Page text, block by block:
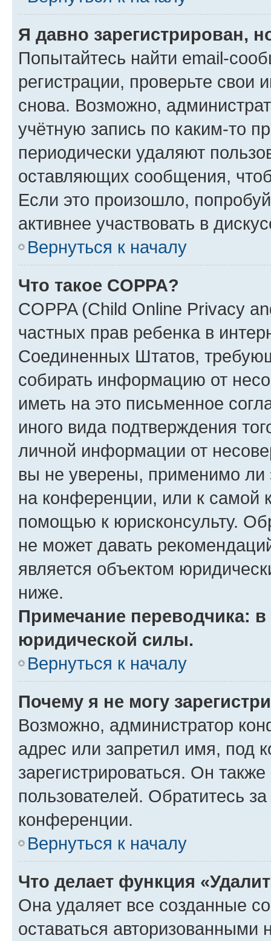
Я давно зарегистрирован,
Попытайтесь найти email-
регистрации, проверьте свои
снова. Возможно,
учётную запись по каким-то
периодически удаляют
оставляющих сообщения,
Если это произошло,
активнее участвовать в
Вернуться к началу
Что такое COPPA?
COPPA (Child Online Privacy
частных прав ребенка в
Соединенных Штатов,
собирать информацию от
иметь на это письменное
иного вида подтверждения
личной информации от
вы не уверены, применимо ли
на конференции, или к самой
помощью к юрисконсульту.
не может давать
является объектом
ниже.
Примечание переводчика:
юридической силы.
Вернуться к началу
Почему я не могу
Возможно, администратор
адрес или запретил имя, под
зарегистрироваться. Он
пользователей. Обратитесь
конференции.
Вернуться к началу
Что делает функция
Она удаляет все созданные
оставаться авторизованными